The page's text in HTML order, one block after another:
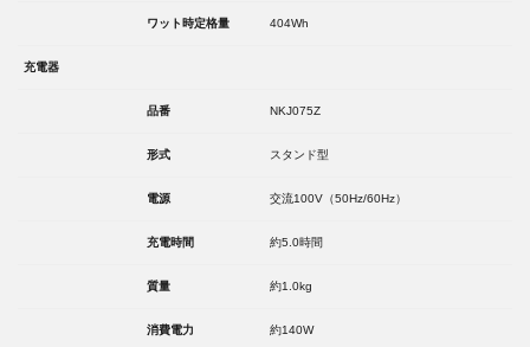
ワット時定格量 404Wh
充電器
品番 NKJ075Z
形式 スタンド型
電源 交流100V（50Hz/60Hz）
充電時間 約5.0時間
質量 約1.0kg
消費電力 約140W